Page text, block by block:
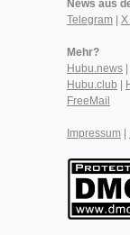
News aus
Telegram
X
Mehr?
Hubu.news
Hubu.club
FreeMail
Impressum